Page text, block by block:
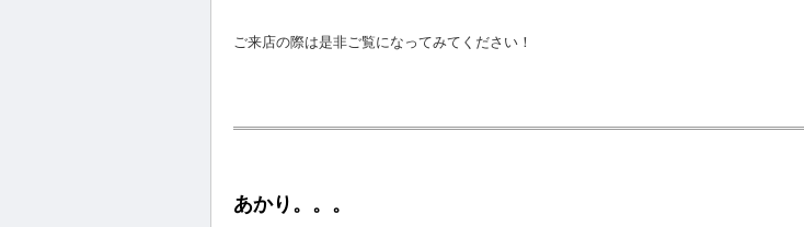
ご来店の際は是非ご覧になってみてください！
あかり。。。